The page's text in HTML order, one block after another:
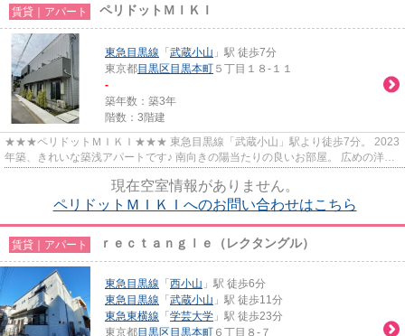
賃貸｜アパート ペリドットＭＩＫＩ
東急目黒線 「 武蔵小山 」駅 徒歩7分
東京都目黒区 目黒本町 ５丁目１８-１１
-
築年数：築3年
階数：3階建
★★★ペリドットＭＩＫＩ★★★ 東急目黒線「武蔵小山」駅より徒歩7分。 2023
年築、きれいな築浅アパートです♪ 南向きの陽当たりの良いお部屋。 広めの洋
現在空室情報がありません。
ペリドットＭＩＫＩへのお問い合わせはこちら
賃貸｜アパート ｒｅｃｔａｎｇｌｅ（レクタングル）
東急目黒線 「 西小山 」駅 徒歩6分
東急目黒線 「 武蔵小山 」駅 徒歩11分
東急東横線 「 学芸大学 」駅 徒歩23分
東京都目黒区 目黒本町 ６丁目８-７